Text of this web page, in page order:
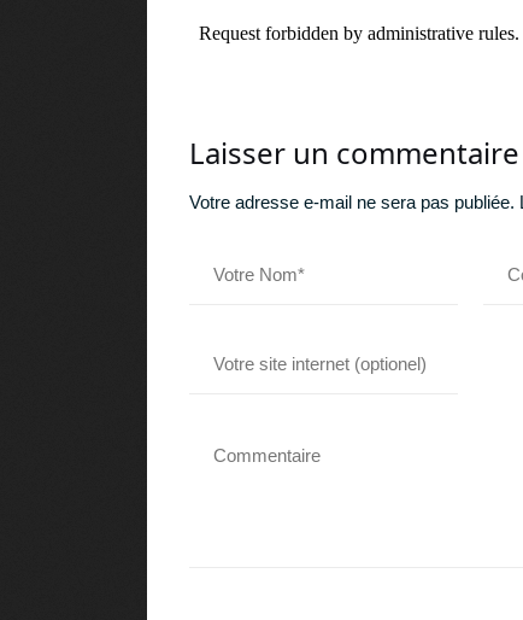
Laisser un commentaire
Votre adresse e-mail ne sera pas publiée.